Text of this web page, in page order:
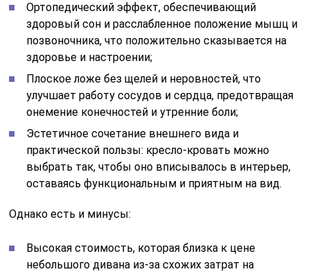
Ортопедический эффект, обеспечивающий
здоровый сон и расслабленное положение мышц и
позвоночника, что положительно сказывается на
здоровье и настроении;
Плоское ложе без щелей и неровностей, что
улучшает работу сосудов и сердца, предотвращая
онемение конечностей и утренние боли;
Эстетичное сочетание внешнего вида и
практической пользы: кресло-кровать можно
выбрать так, чтобы оно вписывалось в интерьер,
оставаясь функциональным и приятным на вид.
Однако есть и минусы:
Высокая стоимость, которая близка к цене
небольшого дивана из-за схожих затрат на